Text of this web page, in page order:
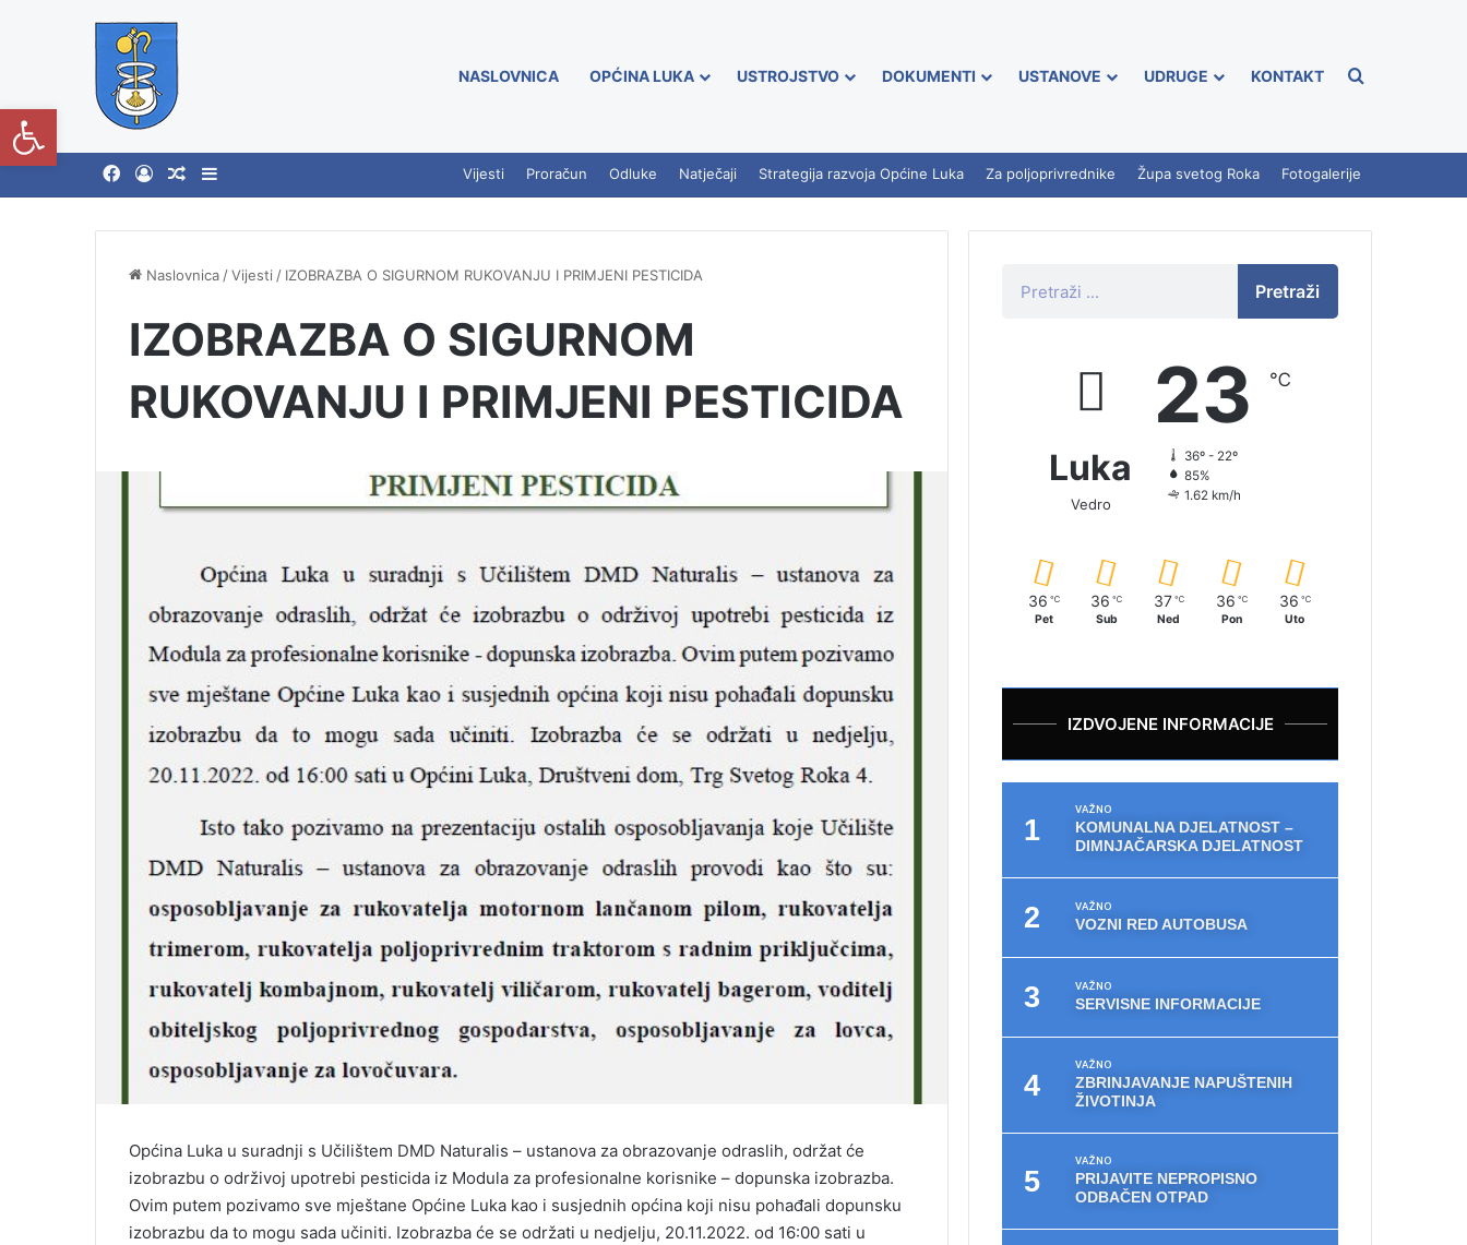
NASLOVNICA OPĆINA LUKA USTROJSTVO DOKUMENTI USTANOVE UDRUGE KONTAKT
Vijesti Proračun Odluke Natječaji Strategija razvoja Općine Luka Za poljoprivrednike Župa svetog Roka Fotogalerije
Naslovnica /Vijesti / IZOBRAZBA O SIGURNOM RUKOVANJU I PRIMJENI PESTICIDA
IZOBRAZBA O SIGURNOM
RUKOVANJU I PRIMJENI PESTICIDA
Općina Luka u suradnji s Učilištem DMD Naturalis – ustanova za obrazovanje odraslih, održat će
izobrazbu o održivoj upotrebi pesticida iz Modula za profesionalne korisnike – dopunska izobrazba.
Ovim putem pozivamo sve mještane Općine Luka kao i susjednih općina koji nisu pohađali dopunsku
izobrazbu da to mogu sada učiniti. Izobrazba će se održati u nedjelju, 20.11.2022. od 16:00 sati u
Pretraži
Luka
Vedro
23 ℃
36º - 22º
85%
1.62 km/h
36 ℃
Pet
36 ℃
Sub
37 ℃
Ned
36 ℃
Pon
36 ℃
Uto
IZDVOJENE INFORMACIJE
VAŽNO
KOMUNALNA DJELATNOST –
DIMNJAČARSKA DJELATNOST
VAŽNO
VOZNI RED AUTOBUSA
VAŽNO
SERVISNE INFORMACIJE
VAŽNO
ZBRINJAVANJE NAPUŠTENIH
ŽIVOTINJA
VAŽNO
PRIJAVITE NEPROPISNO
ODBAČEN OTPAD
Open toolbar